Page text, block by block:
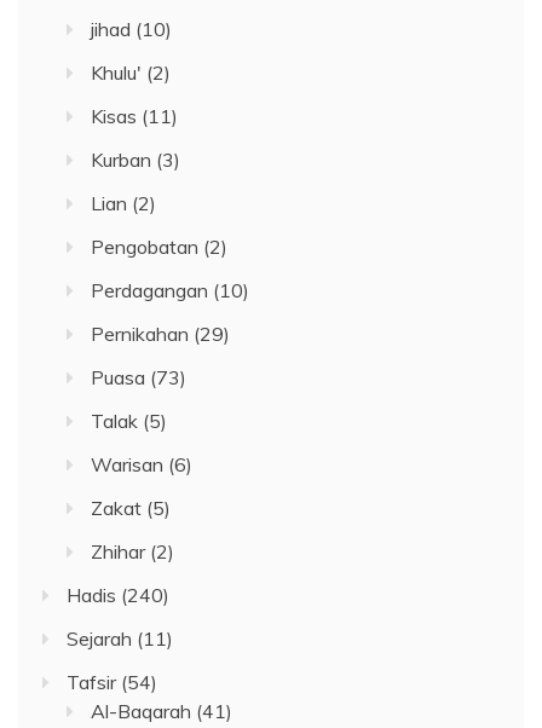
jihad (10)
Khulu' (2)
Kisas (11)
Kurban (3)
Lian (2)
Pengobatan (2)
Perdagangan (10)
Pernikahan (29)
Puasa (73)
Talak (5)
Warisan (6)
Zakat (5)
Zhihar(2)
Hadis (240)
Sejarah (11)
Tafsir(54)
Al-Baqarah (41)